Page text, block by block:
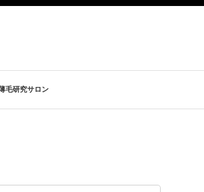
毛研究サロン